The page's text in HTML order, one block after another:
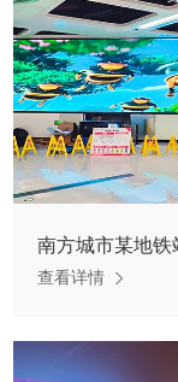
查看详情